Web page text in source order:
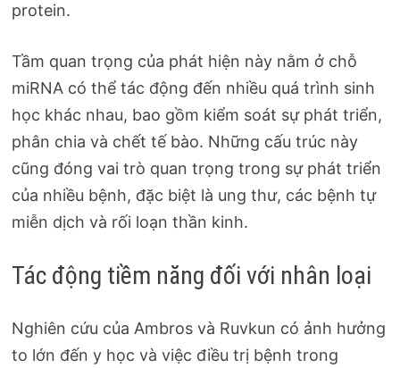
protein.
Tầm quan trọng của phát hiện này nằm ở chỗ
miRNA có thể tác động đến nhiều quá trình sinh
học khác nhau, bao gồm kiểm soát sự phát triển,
phân chia và chết tế bào. Những cấu trúc này
cũng đóng vai trò quan trọng trong sự phát triển
của nhiều bệnh, đặc biệt là ung thư, các bệnh tự
miễn dịch và rối loạn thần kinh.
Tác động tiềm năng đối với nhân loại
Nghiên cứu của Ambros và Ruvkun có ảnh hưởng
to lớn đến y học và việc điều trị bệnh trong